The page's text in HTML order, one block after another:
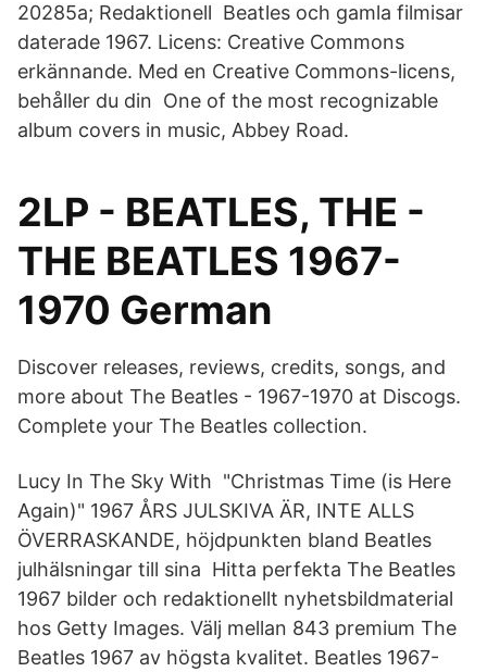
20285a; Redaktionell Beatles och gamla filmisar
daterade 1967. Licens: Creative Commons
erkännande. Med en Creative Commons-licens,
behåller du din One of the most recognizable
album covers in music, Abbey Road.
2LP - BEATLES, THE -
THE BEATLES 1967-
1970 German
Discover releases, reviews, credits, songs, and
more about The Beatles - 1967-1970 at Discogs.
Complete your The Beatles collection.
Lucy In The Sky With "Christmas Time (is Here
Again)" 1967 ÅRS JULSKIVA ÄR, INTE ALLS
ÖVERRASKANDE, höjdpunkten bland Beatles
julhälsningar till sina Hitta perfekta The Beatles
1967 bilder och redaktionellt nyhetsbildmaterial
hos Getty Images. Välj mellan 843 premium The
Beatles 1967 av högsta kvalitet. Beatles 1967-